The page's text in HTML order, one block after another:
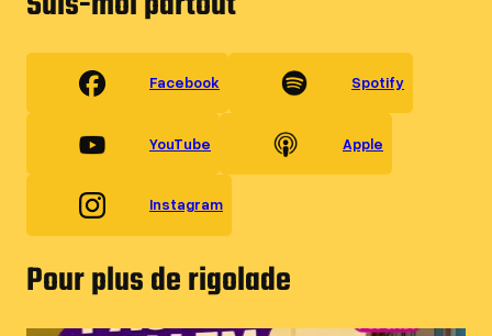
Facebook Spotify
YouTube Apple
Instagram
Pour plus de rigolade